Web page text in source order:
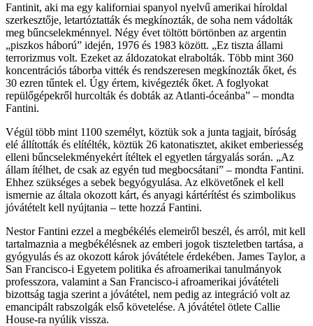
Fantinit, aki ma egy kaliforniai spanyol nyelvű amerikai híroldal
szerkesztője, letartóztatták és megkínozták, de soha nem vádolták
meg bűncselekménnyel. Négy évet töltött börtönben az argentin
„piszkos háború” idején, 1976 és 1983 között. „Ez tiszta állami
terrorizmus volt. Ezeket az áldozatokat elrabolták. Több mint 360
koncentrációs táborba vitték és rendszeresen megkínozták őket, és
30 ezren tűntek el. Úgy értem, kivégezték őket. A foglyokat
repülőgépekről hurcolták és dobták az Atlanti-óceánba” – mondta
Fantini.
Végül több mint 1100 személyt, köztük sok a junta tagjait, bíróság
elé állították és elítélték, köztük 26 katonatisztet, akiket emberiesség
elleni bűncselekményekért ítéltek el egyetlen tárgyalás során. „Az
állam ítélhet, de csak az egyén tud megbocsátani” – mondta Fantini.
Ehhez szükséges a sebek begyógyulása. Az elkövetőnek el kell
ismernie az általa okozott kárt, és anyagi kártérítést és szimbolikus
jóvátételt kell nyújtania – tette hozzá Fantini.
Nestor Fantini ezzel a megbékélés elemeiről beszél, és arról, mit kell
tartalmaznia a megbékélésnek az emberi jogok tiszteletben tartása, a
gyógyulás és az okozott károk jóvátétele érdekében. James Taylor, a
San Francisco-i Egyetem politika és afroamerikai tanulmányok
professzora, valamint a San Francisco-i afroamerikai jóvátételi
bizottság tagja szerint a jóvátétel, nem pedig az integráció volt az
emancipált rabszolgák első követelése. A jóvátétel ötlete Callie
House-ra nyúlik vissza.